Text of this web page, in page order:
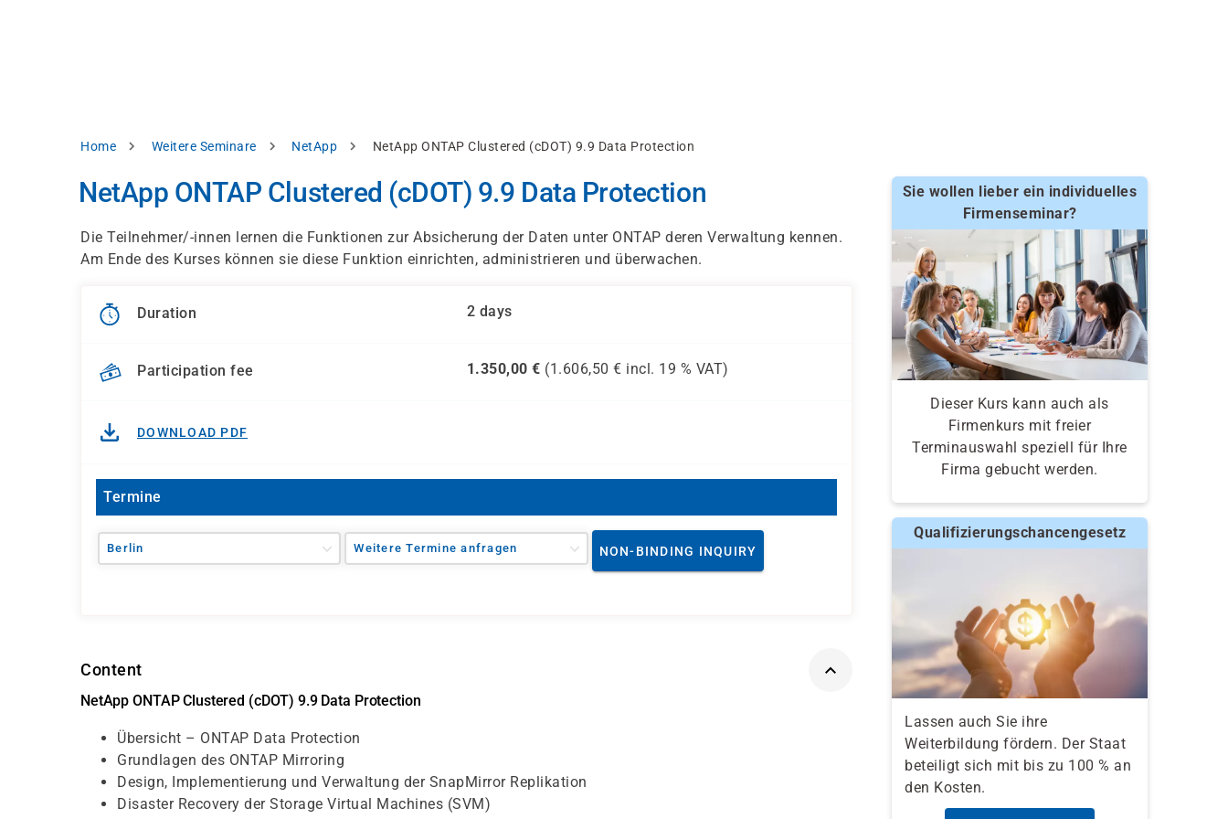
Breadcrumb
Home Weitere Seminare NetApp NetApp ONTAP Clustered (cDOT) 9.9 Data Protection
NetApp ONTAP Clustered (cDOT) 9.9 Data Protection
Die Teilnehmer/-innen lernen die Funktionen zur Absicherung der Daten unter ONTAP deren Verwaltung kennen.
Am Ende des Kurses können sie diese Funktion einrichten, administrieren und überwachen.
Duration 2 days
Participation fee 1.350,00 € (1.606,50 € incl. 19 % VAT)
DOWNLOAD PDF
Termine
Berlin Weitere Termine anfragen NON-BINDING INQUIRY
Content
NetApp ONTAP Clustered (cDOT) 9.9 Data Protection
Übersicht – ONTAP Data Protection
Grundlagen des ONTAP Mirroring
Design, Implementierung und Verwaltung der SnapMirror Replikation
Disaster Recovery der Storage Virtual Machines (SVM)
Sie wollen lieber ein individuelles
Firmenseminar?
Dieser Kurs kann auch als
Firmenkurs mit freier
Terminauswahl speziell für Ihre
Firma gebucht werden.
Qualifizierungschancengesetz
Lassen auch Sie ihre
Weiterbildung fördern. Der Staat
beteiligt sich mit bis zu 100 % an
den Kosten.